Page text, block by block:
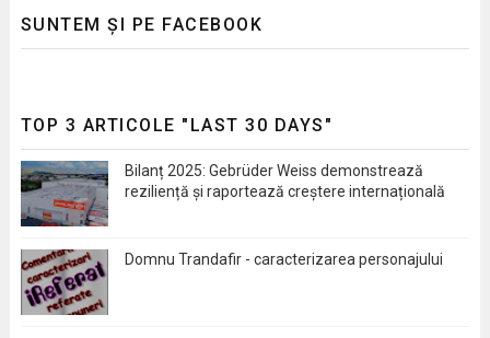
SUNTEM ȘI PE FACEBOOK
TOP 3 ARTICOLE "LAST 30 DAYS"
Bilanț 2025: Gebrüder Weiss demonstrează
reziliență și raportează creștere internațională
Domnu Trandafir - caracterizarea personajului